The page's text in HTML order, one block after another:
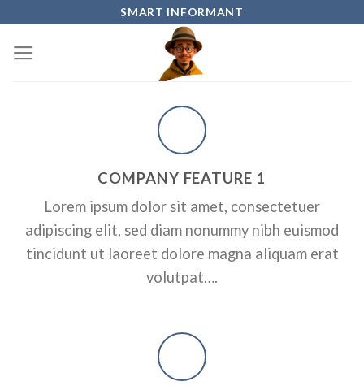
content
SMART INFORMANT
COMPANY FEATURE 1
Lorem ipsum dolor sit amet, consectetuer
adipiscing elit, sed diam nonummy nibh euismod
tincidunt ut laoreet dolore magna aliquam erat
volutpat….